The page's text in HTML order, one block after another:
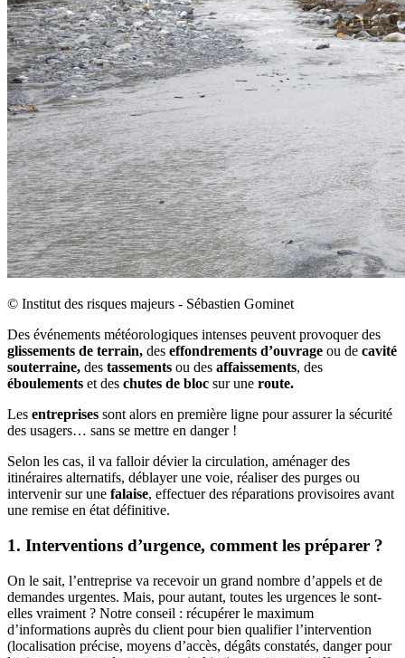
© Institut des risques majeurs - Sébastien Gominet
Des événements météorologiques intenses peuvent provoquer des
glissements de terrain, des effondrements d’ouvrage ou de cavité
souterraine, des tassements ou des affaissements, des
éboulements et des chutes de bloc sur une route.
Les entreprises sont alors en première ligne pour assurer la sécurité
des usagers… sans se mettre en danger !
Selon les cas, il va falloir dévier la circulation, aménager des
itinéraires alternatifs, déblayer une voie, réaliser des purges ou
intervenir sur une falaise, effectuer des réparations provisoires avant
une remise en état définitive.
1. Interventions d’urgence, comment les préparer ?
On le sait, l’entreprise va recevoir un grand nombre d’appels et de
demandes urgentes. Mais, pour autant, toutes les urgences le sont-
elles vraiment ? Notre conseil : récupérer le maximum
d’informations auprès du client pour bien qualifier l’intervention
(localisation précise, moyens d’accès, dégâts constatés, danger pour